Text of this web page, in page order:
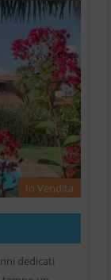
In Vendita
dedicati